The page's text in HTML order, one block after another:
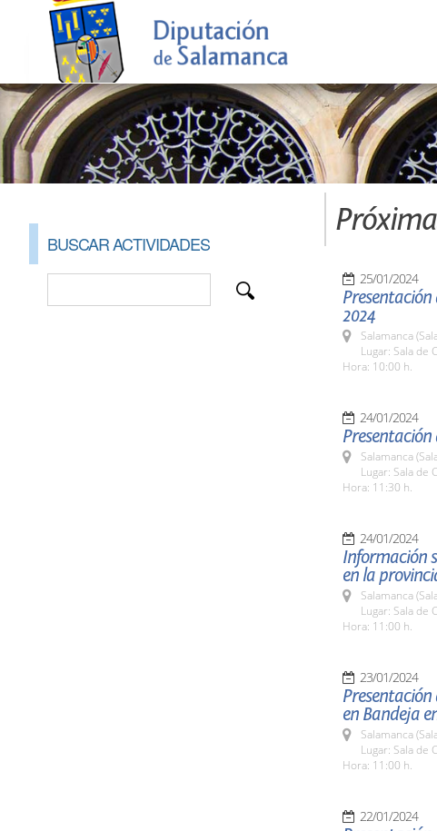
BUSCAR ACTIVIDADES
25/01/2024
Presentación
2024
Salamanca
Lugar: Sala de
Hora: 10:00 h.
24/01/2024
Salamanca
Lugar: Sala de
Hora: 11:30 h.
24/01/2024
Información
en la
Salamanca
Lugar: Sala de
Hora: 11:00 h.
23/01/2024
en Bandeja
Salamanca
Lugar: Sala de
Hora: 11:00 h.
22/01/2024